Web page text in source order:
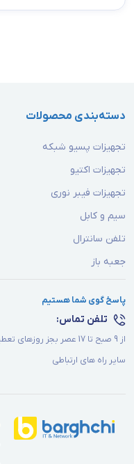
دسته‌بندی محصولات
تجهیزات پسیو شبکه
تجهیزات اکتیو
تجهیزات فیبر نوری
سیم و کابل
تلفن سانترال
جعبه باز
پاسخ گوی شما هستیم
تلفن تماس:
از 9 صبح تا 17 عصر بجز روزهای تعطیل
سایر راه های ارتباطی